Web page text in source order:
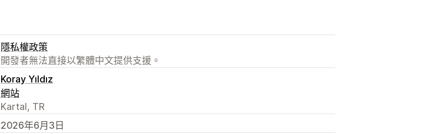
隱私權政策
開發者無法直接以繁體中文提供支援。
Koray Yıldız
網站
Kartal, TR
2026年6月3日